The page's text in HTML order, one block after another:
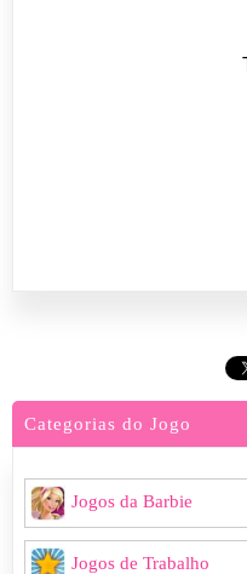
Categorias do Jogo
Jogos da Barbie
Jogos de Trabalho